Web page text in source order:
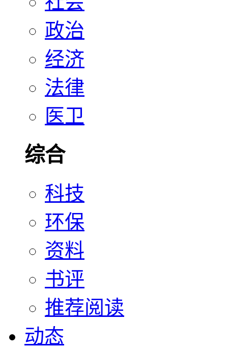
政治
经济
法律
医卫
综合
科技
环保
资料
书评
推荐阅读
动态